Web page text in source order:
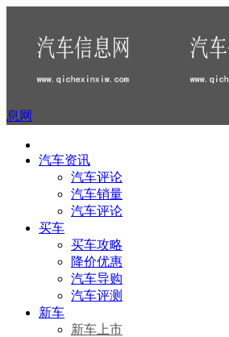
息网
汽车资讯
汽车评论
汽车销量
汽车评论
买车
买车攻略
降价优惠
汽车导购
汽车评测
新车
新车上市